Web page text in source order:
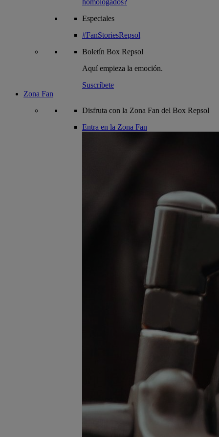
homologados?
Especiales
#FanStoriesRepsol
Boletín Box Repsol
Aquí empieza la emoción.
Suscríbete
Zona Fan
Disfruta con la Zona Fan del Box Repsol
Entra en la Zona Fan